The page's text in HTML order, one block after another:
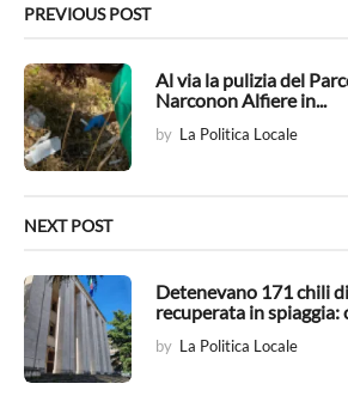
n
t
i
o
n
PREVIOUS POST
Al via la pulizia del
Narconon Alfiere in...
by La Politica Locale
NEXT POST
Detenevano 171 chili
recuperata in spiaggia:
by La Politica Locale